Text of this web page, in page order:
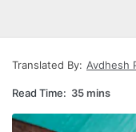
Translated By: Avdhesh
Read Time: 35 mins